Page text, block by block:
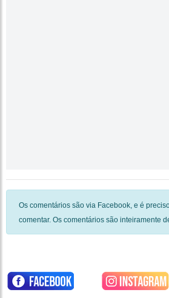
Os comentários são via Facebook, e é
comentar. Os comentários são inteiramente